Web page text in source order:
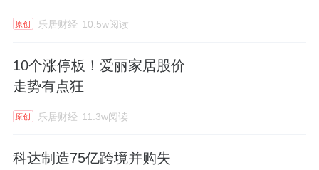
原创 乐居财经 10.5w阅读
10个涨停板！爱丽家居股价
走势有点狂
原创 乐居财经 11.3w阅读
科达制造75亿跨境并购失